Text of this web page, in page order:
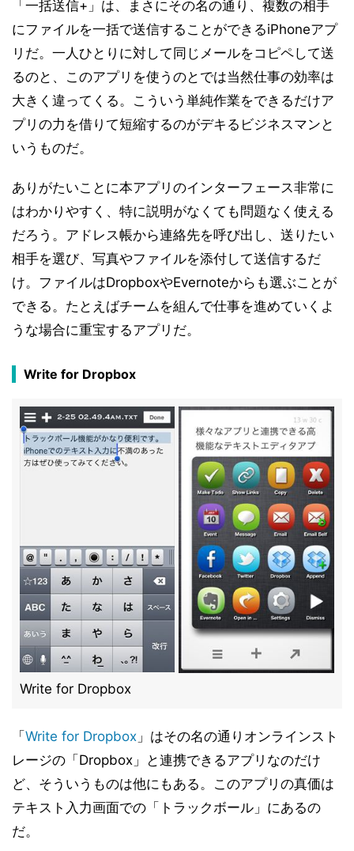
「一括送信+」は、まさにその名の通り、複数の相手
にファイルを一括で送信することができるiPhoneアプ
リだ。一人ひとりに対して同じメールをコピペして送
るのと、このアプリを使うのとでは当然仕事の効率は
大きく違ってくる。こういう単純作業をできるだけア
プリの力を借りて短縮するのがデキるビジネスマンと
いうものだ。
ありがたいことに本アプリのインターフェース非常に
はわかりやすく、特に説明がなくても問題なく使える
だろう。アドレス帳から連絡先を呼び出し、送りたい
相手を選び、写真やファイルを添付して送信するだ
け。ファイルはDropboxやEvernoteからも選ぶことが
できる。たとえばチームを組んで仕事を進めていくよ
うな場合に重宝するアプリだ。
Write for Dropbox
Write for Dropbox
「 Write for Dropbox 」はその名の通りオンラインスト
レージの「Dropbox」と連携できるアプリなのだけ
ど、そういうものは他にもある。このアプリの真価は
テキスト入力画面での「トラックボール」にあるの
だ。